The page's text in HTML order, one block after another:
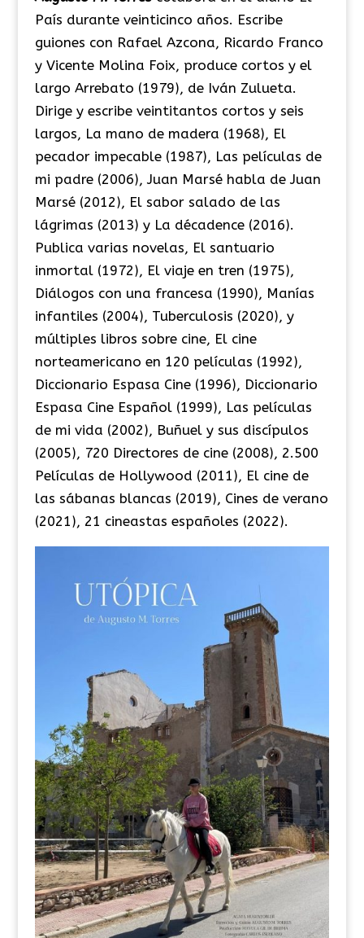
País durante veinticinco años. Escribe
guiones con Rafael Azcona, Ricardo Franco
y Vicente Molina Foix, produce cortos y el
largo Arrebato (1979), de Iván Zulueta.
Dirige y escribe veintitantos cortos y seis
largos, La mano de madera (1968), El
pecador impecable (1987), Las películas de
mi padre (2006), Juan Marsé habla de Juan
Marsé (2012), El sabor salado de las
lágrimas (2013) y La décadence (2016).
Publica varias novelas, El santuario
inmortal (1972), El viaje en tren (1975),
Diálogos con una francesa (1990), Manías
infantiles (2004), Tuberculosis (2020), y
múltiples libros sobre cine, El cine
norteamericano en 120 películas (1992),
Diccionario Espasa Cine (1996), Diccionario
Espasa Cine Español (1999), Las películas
de mi vida (2002), Buñuel y sus discípulos
(2005), 720 Directores de cine (2008), 2.500
Películas de Hollywood (2011), El cine de
las sábanas blancas (2019), Cines de verano
(2021), 21 cineastas españoles (2022).